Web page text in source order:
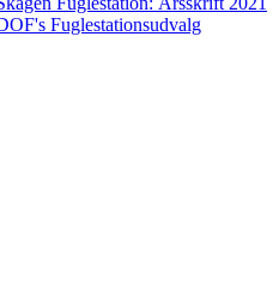
Fuglestationsudvalg